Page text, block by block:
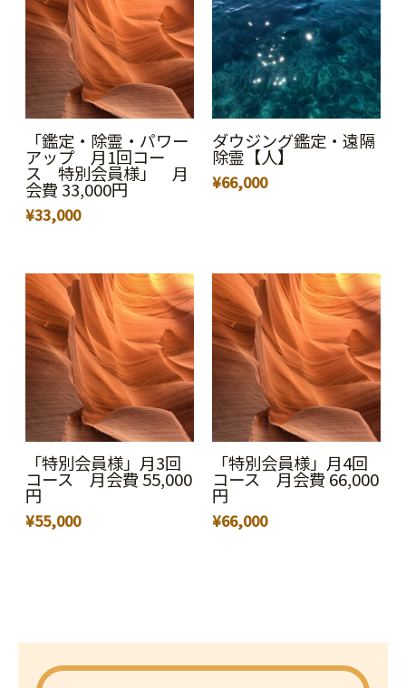
「鑑定・除霊・パワー
アップ 月1回コー
ス 特別会員様」 月
会費 33,000円
¥33,000
ダウジング鑑定・遠隔
除霊【人】
¥66,000
「特別会員様」月3回
コース 月会費 55,000
円
¥55,000
「特別会員様」月4回
コース 月会費 66,000
円
¥66,000